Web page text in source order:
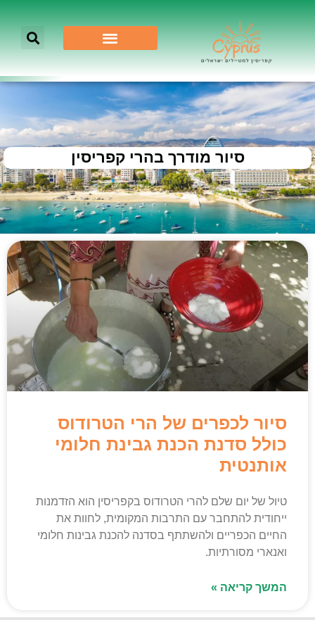
סיור מודרך בהרי קפריסין
סיור לכפרים של הרי הטרודוס
כולל סדנת הכנת גבינת חלומי
אותנטית
טיול של יום שלם להרי הטרודוס בקפריסין הוא הזדמנות
ייחודית להתחבר עם התרבות המקומית, לחוות את
החיים הכפריים ולהשתתף בסדנה להכנת גבינות חלומי
ואנארי מסורתיות.
המשך קריאה »